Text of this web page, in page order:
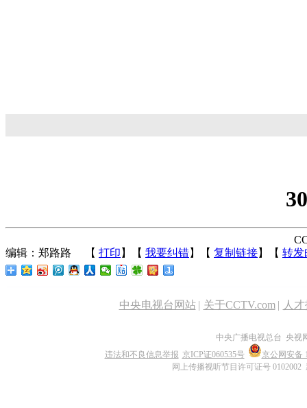
编辑：郑路路
【 打印 】【 我要纠错】【 复制链接】【 转发
中央电视台网站 | 关于CCTV.com | 人
中央广播电视总台 央视
违法和不良信息举报 京ICP证060535号
京公网安备
网上传播视听节目许可证号 0102002